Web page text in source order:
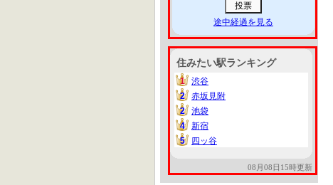
途中経過を見る
住みたい駅ランキング
1
1
渋谷
2
2
赤坂見附
2
2
池袋
4
4
新宿
5
5 四ッ谷
08月08日15時更新